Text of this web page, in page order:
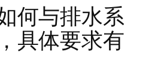
何与排水系
具体要求有